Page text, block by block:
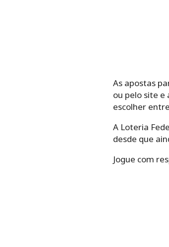
As apostas
ou pelo site e
escolher
A Loteria
desde que
Jogue com